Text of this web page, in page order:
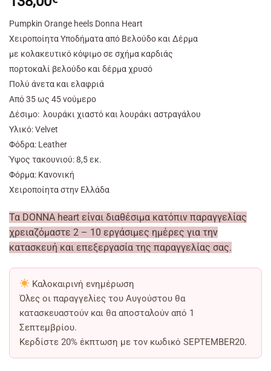
Pumpkin Orange heels Donna Heart
Χειροποίητα Υποδήματα από Βελούδο και Δέρμα
με κολακευτικό κόψιμο σε σχήμα καρδιάς
πορτοκαλί βελούδο και δέρμα χρυσό
Πολύ άνετα και ελαφριά
Από35ως 45νούμερο
Δέσιμο: λουράκι χιαστό και λουράκι αστραγάλου
Υλικό: Velvet
Φόδρα: Leather
Ύψος τακουνιού: 8,5 εκ.
Φόρμα: Κανονική
Χειροποίητα στην Ελλάδα
Τα DONNΑ heart είναι διαθέσιμα κατόπιν παραγγελίας
χρειαζόμαστε 2 – 10 εργάσιμες ημέρες για την
κατασκευή και επεξεργασία της παραγγελίας σας.
Καλοκαιρινή ενημέρωση
Όλες οι παραγγελίες του Αυγούστου θα
κατασκευαστούν και θα αποσταλούν από 1
Σεπτεμβρίου.
Κερδίστε 20% έκπτωση με τον κωδικό SEPTEMBER20.